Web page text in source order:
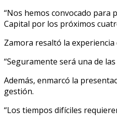
“Nos hemos convocado para
Capital por los próximos
Zamora resaltó la
“Seguramente será una de
Además, enmarcó la
gestión.
“Los tiempos difíciles